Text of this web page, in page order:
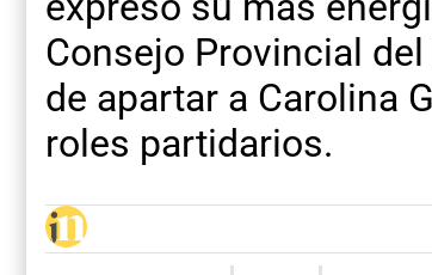
Consejo Provincial
de apartar a Carolina
roles partidarios.